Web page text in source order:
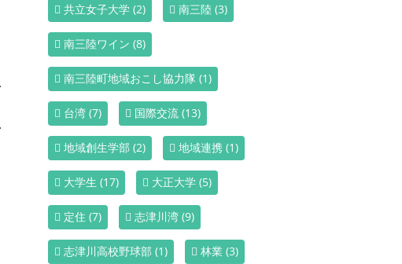
共立女子大学 (2) 南三陸 (3)
南三陸ワイン (8)
南三陸町地域おこし協力隊 (1)
台湾 (7) 国際交流 (13)
地域創生学部 (2) 地域連携 (1)
大学生 (17) 大正大学 (5)
定住 (7) 志津川湾 (9)
志津川高校野球部 (1) 林業 (3)